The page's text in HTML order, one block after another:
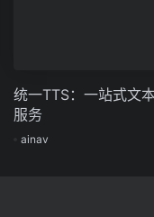
统一TTS：一站式文
服务
ainav